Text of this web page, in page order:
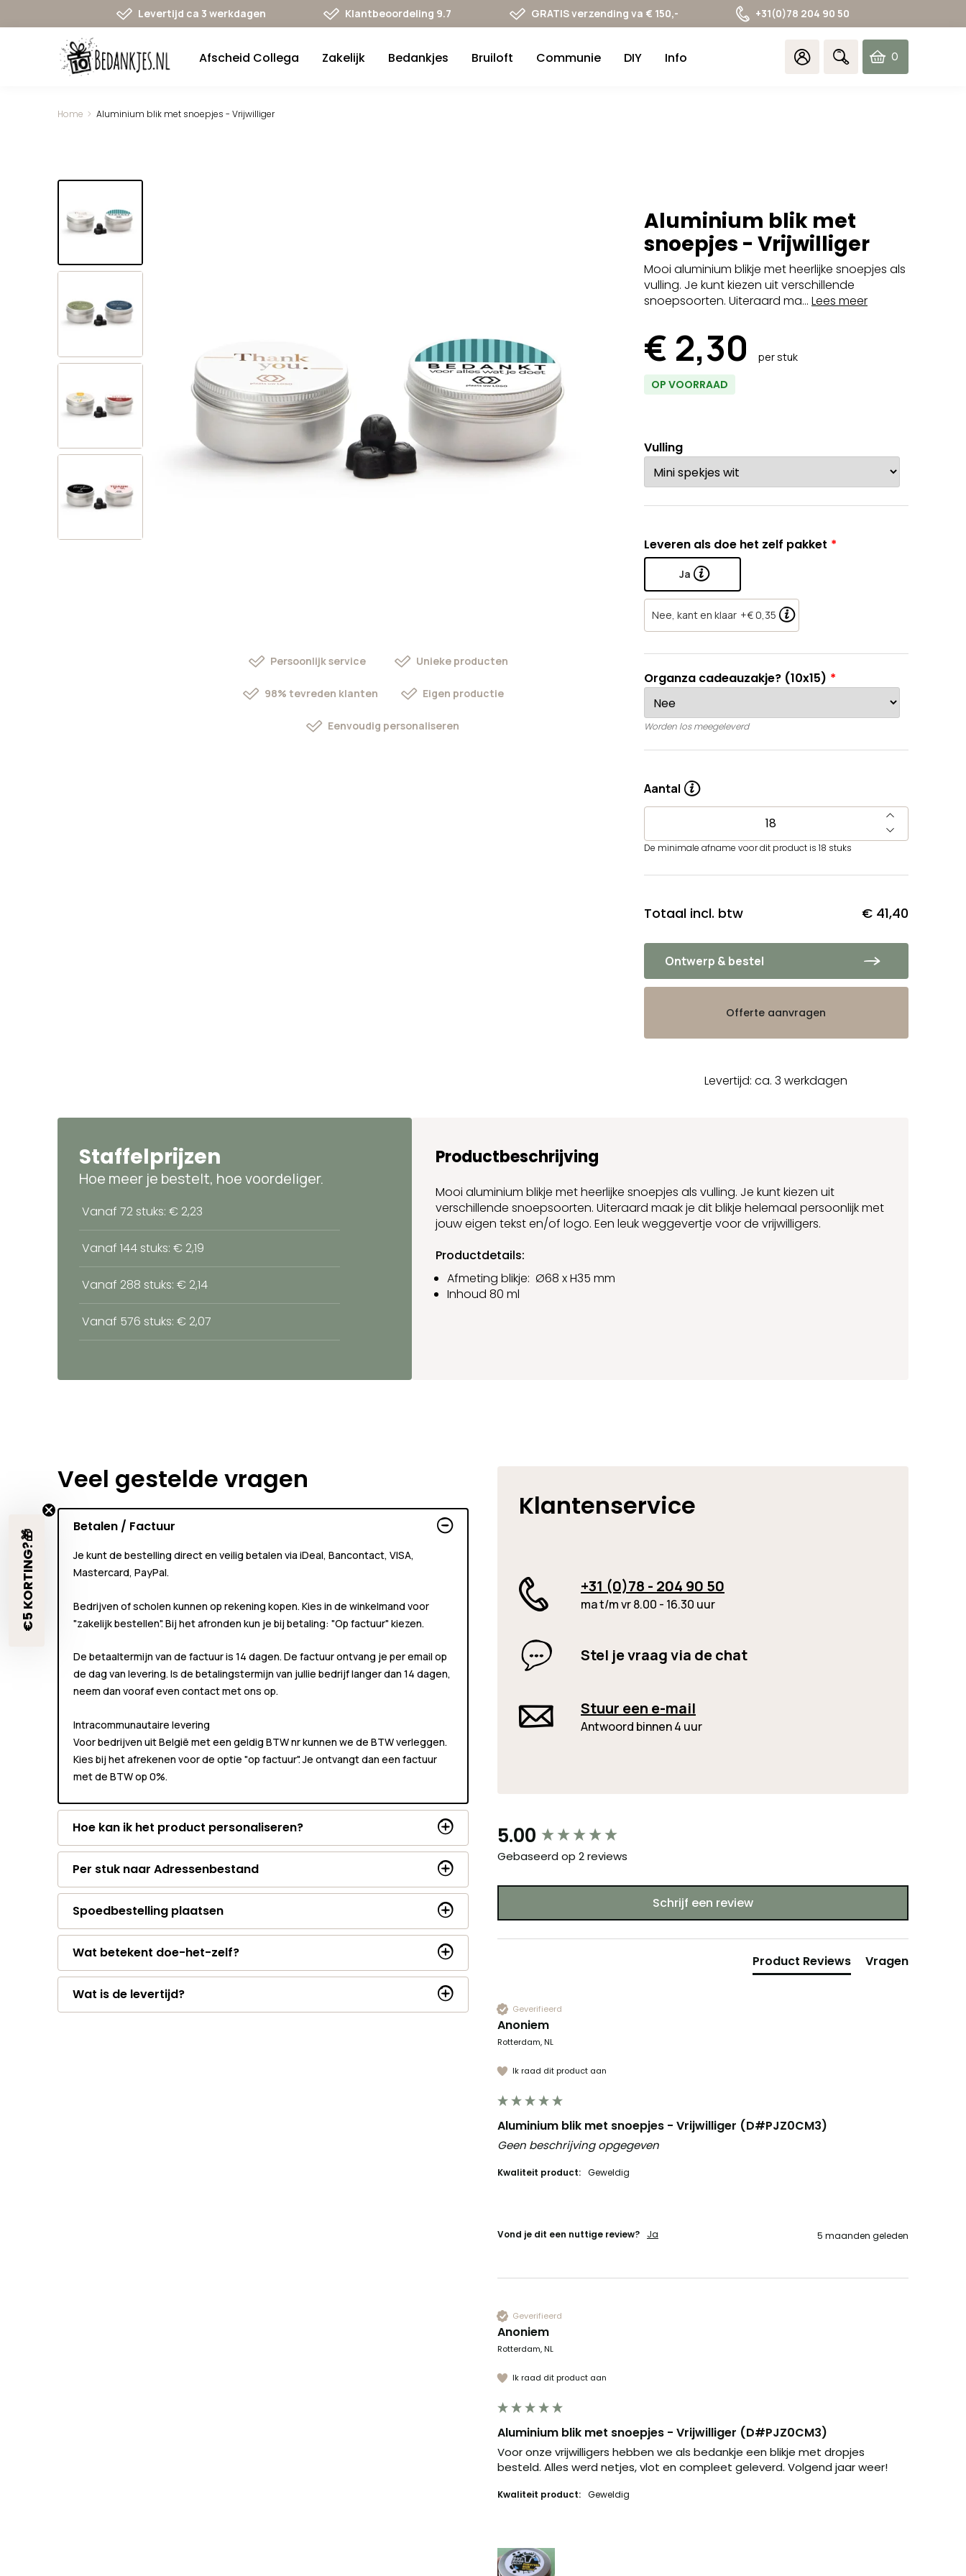
Home Aluminium blik met snoepjes - Vrijwilliger
Persoonlijk service Unieke producten
98% tevreden klanten Eigen productie
Eenvoudig personaliseren
Aluminium blik met
snoepjes - Vrijwilliger
Mooi aluminium blikje met heerlijke snoepjes als
vulling. Je kunt kiezen uit verschillende
snoepsoorten. Uiteraard ma... Lees meer
€ 2,30 per stuk
OP VOORRAAD
Ontwerp & bestel
Vulling
Leveren als doe het zelf pakket
Ja
Nee, kant en klaar +€ 0,35
Organza cadeauzakje? (10x15)
Worden los meegeleverd
Aantal
De minimale afname voor dit product is 18 stuks
Totaal incl. btw € 41,40
Offerte aanvragen
Levertijd: ca. 3 werkdagen
Staffelprijzen
Hoe meer je bestelt, hoe voordeliger.
Vanaf 72 stuks: € 2,23
Vanaf 144 stuks: € 2,19
Vanaf 288 stuks: € 2,14
Vanaf 576 stuks: € 2,07
Productbeschrijving
Mooi aluminium blikje met heerlijke snoepjes als vulling. Je kunt kiezen uit
verschillende snoepsoorten. Uiteraard maak je dit blikje helemaal persoonlijk met
jouw eigen tekst en/of logo. Een leuk weggevertje voor de vrijwilligers.
Productdetails:
Afmeting blikje: Ø68 xH35 mm
Inhoud 80 ml
Veel gestelde vragen
Betalen / Factuur
Je kunt de bestelling direct en veilig betalen via iDeal, Bancontact, VISA,
Mastercard, PayPal.
Bedrijven of scholen kunnen op rekening kopen. Kies in de winkelmand voor
"zakelijk bestellen". Bij het afronden kun je bij betaling: "Op factuur" kiezen.
De betaaltermijn van de factuur is 14 dagen. De factuur ontvang je per email op
de dag van levering. Is de betalingstermijn van jullie bedrijf langer dan 14 dagen,
neem dan vooraf even contact met ons op.
Intracommunautaire levering
Voor bedrijven uit België met een geldig BTW nr kunnen we de BTW verleggen.
Kies bij het afrekenen voor de optie "op factuur". Je ontvangt dan een factuur
met de BTW op 0%.
Hoe kan ik het product personaliseren?
Per stuk naar Adressenbestand
Spoedbestelling plaatsen
Wat betekent doe-het-zelf?
Wat is de levertijd?
Klantenservice
+31 (0)78 - 204 90 50
ma t/m vr 8.00 - 16.30 uur
Stel je vraag via de chat
Stuur een e-mail
Antwoord binnen 4 uur
5.00
Gebaseerd op 2 reviews
Schrijf een review
Product Reviews Vragen
Geverifieerd
Anoniem
Rotterdam, NL
Ik raad dit product aan
Aluminium blik met snoepjes - Vrijwilliger (D#PJZ0CM3)
Geen beschrijving opgegeven
Kwaliteit product: Geweldig
Vond je dit een nuttige review? Ja 5 maanden geleden
Geverifieerd
Anoniem
Rotterdam, NL
Ik raad dit product aan
Aluminium blik met snoepjes - Vrijwilliger (D#PJZ0CM3)
Voor onze vrijwilligers hebben we als bedankje een blikje met dropjes
besteld. Alles werd netjes, vlot en compleet geleverd. Volgend jaar weer!
Kwaliteit product: Geweldig
New content loaded
Levertijd ca 3 werkdagen Klantbeoordeling 9.7 GRATIS verzending va € 150,- +31(0)78 204 90 50
Afscheid Collega Zakelijk Bedankjes Bruiloft Communie DIY Info 0
€5 KORTING?🎁